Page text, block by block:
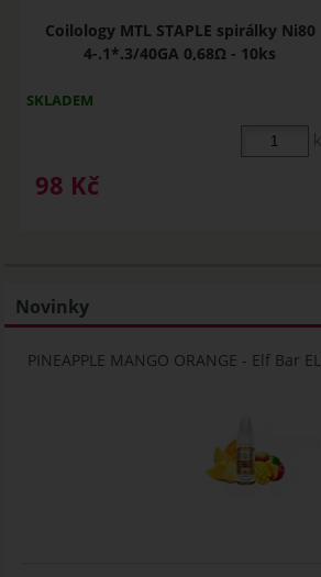
Coilology MTL STAPLE spirálky Ni80
4-.1*.3/40GA 0,68Ω - 10ks
SKLADEM
98 Kč
Novinky
PINEAPPLE MANGO ORANGE - Elf Bar